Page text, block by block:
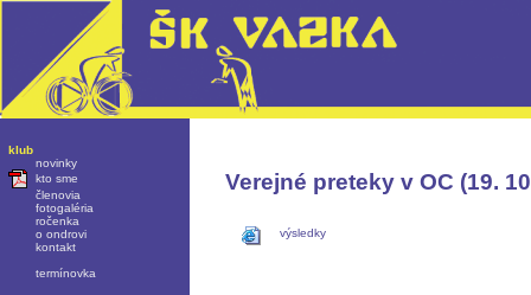
klub
novinky
kto sme
členovia
fotogaléria
ročenka
o ondrovi
kontakt
termínovka
Verejné preteky v OC (19.
výsledky